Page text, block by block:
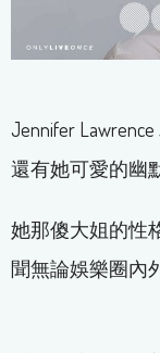
Jennifer
還有她可愛的幽
她那傻大姐的性
聞無論娛樂圈內